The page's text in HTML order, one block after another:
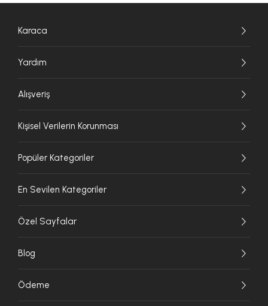
Karaca
Yardım
Alışveriş
Kişisel Verilerin Korunması
Popüler Kategoriler
En Sevilen Kategoriler
Özel Sayfalar
Blog
Ödeme